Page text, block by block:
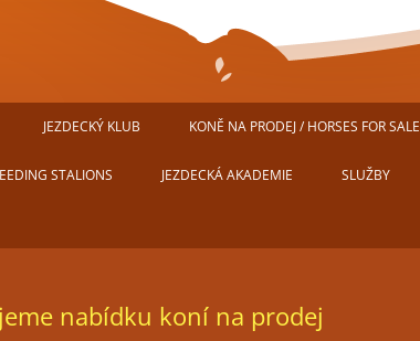
JEZDECKÝ KLUB
AREÁL JEZDECKÉHO KLUBU
ČLENSTVÍ
KONĚ NA PRODEJ / HORSES FOR SALE
STALIONS JEZDECKÁ AKADEMIE SLUŽBY
nabídku koní na prodej